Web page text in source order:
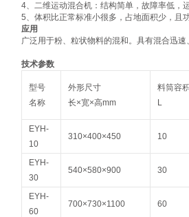
4、二维运动混合机：结构简单，故障率低，
5、体积比正常标准小很多，占地面积少，且
应用
广泛用于粉、粒状物料的混和。具有混合迅
技术参数
型号
名称
外形尺寸
长×宽×高mm
料筒容
L
EYH-
10
310×400×450 10
EYH-
30
540×580×900 30
EYH-
60
700×730×1100 60